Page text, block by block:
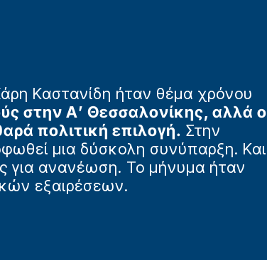
Καστανίδη ήταν θέμα χρόνου
στην Α’ Θεσσαλονίκης, αλλά ο
πολιτική επιλογή. Στην
μια δύσκολη συνύπαρξη. Και
για ανανέωση. Το μήνυμα ήταν
εξαιρέσεων.